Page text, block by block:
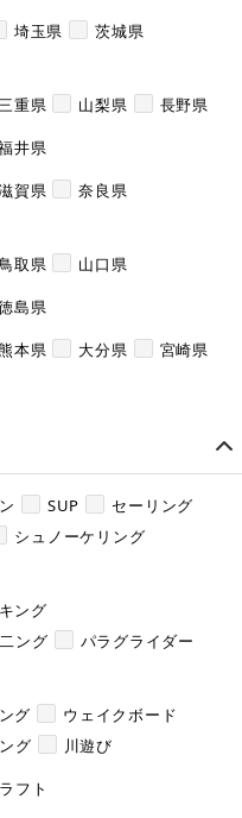
埼玉県
茨城県
三重県 山梨県
長野県
井県
賀県
奈良県
鳥取県
山口県
島県
本県 大分県
宮崎県
SUP
セーリング
シュノーケリング
ング
ング
パラグライダー
グ
ウェイクボード
グ
川遊び
フト